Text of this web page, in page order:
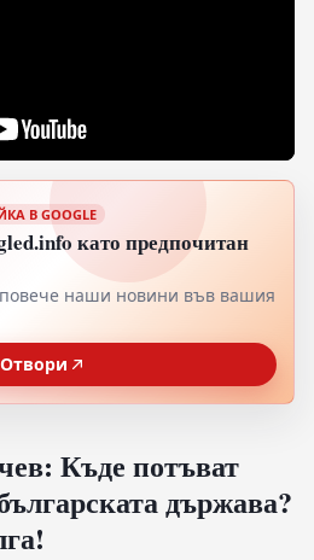
В GOOGLE
като предпочитан
наши новини във вашия
Отвори
Къде потъват
държава?